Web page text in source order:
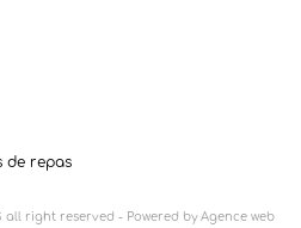
de repas
all right reserved - Powered byAgence web